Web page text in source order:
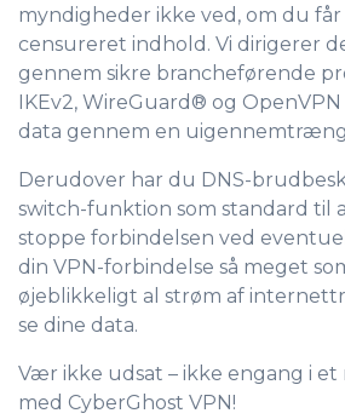
myndigheder ikke ved, om du får
censureret indhold. Vi dirigerer
gennem sikre brancheførende
IKEv2, WireGuard® og
data gennem en
Derudover har du DNS-
switch-funktion som standard til
stoppe forbindelsen ved
din VPN-forbindelse så meget
øjeblikkeligt al strøm af
se dine data.
Vær ikke udsat – ikke engang i et
med CyberGhost VPN!